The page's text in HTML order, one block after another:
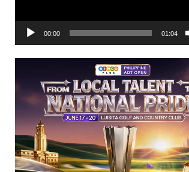
00:00 01:04